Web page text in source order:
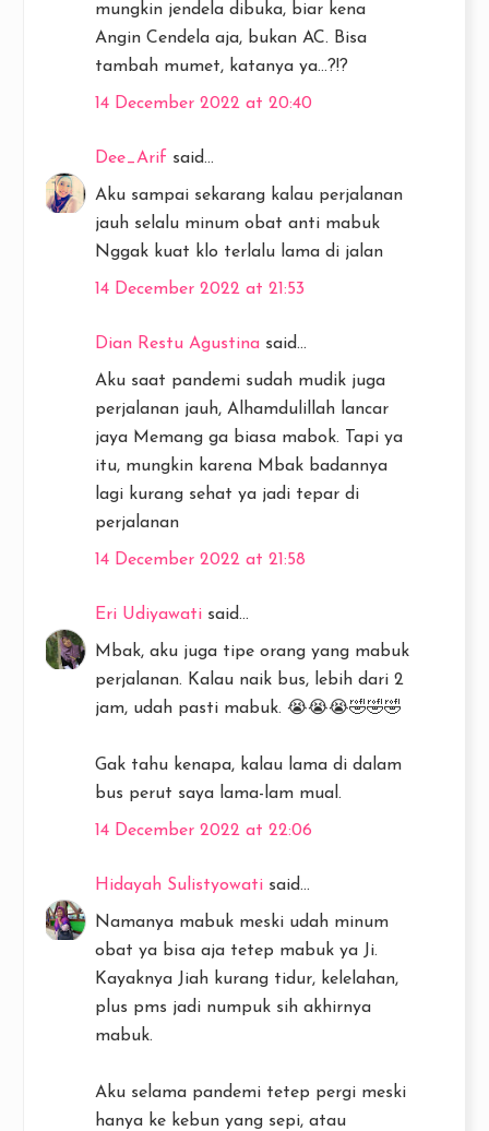
mungkin jendela dibuka, biar kena
Angin Cendela aja, bukan AC. Bisa
tambah mumet, katanya ya...?!?
14 December 2022 at 20:40
Dee_Arif said...
Aku sampai sekarang kalau perjalanan
jauh selalu minum obat anti mabuk
Nggak kuat klo terlalu lama di jalan
14 December 2022 at 21:53
Dian Restu Agustina said...
Aku saat pandemi sudah mudik juga
perjalanan jauh, Alhamdulillah lancar
jaya Memang ga biasa mabok. Tapi ya
itu, mungkin karena Mbak badannya
lagi kurang sehat ya jadi tepar di
perjalanan
14 December 2022 at 21:58
Eri Udiyawati said...
Mbak, aku juga tipe orang yang mabuk
perjalanan. Kalau naik bus, lebih dari 2
jam, udah pasti mabuk. 😭😭😭🤣🤣🤣
Gak tahu kenapa, kalau lama di dalam
bus perut saya lama-lam mual.
14 December 2022 at 22:06
Hidayah Sulistyowati said...
Namanya mabuk meski udah minum
obat ya bisa aja tetep mabuk ya Ji.
Kayaknya Jiah kurang tidur, kelelahan,
plus pms jadi numpuk sih akhirnya
mabuk.
Aku selama pandemi tetep pergi meski
hanya ke kebun yang sepi, atau